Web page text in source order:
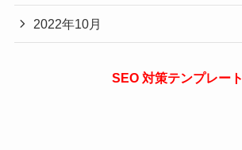
2022年10月
SEO 対策テンプレート